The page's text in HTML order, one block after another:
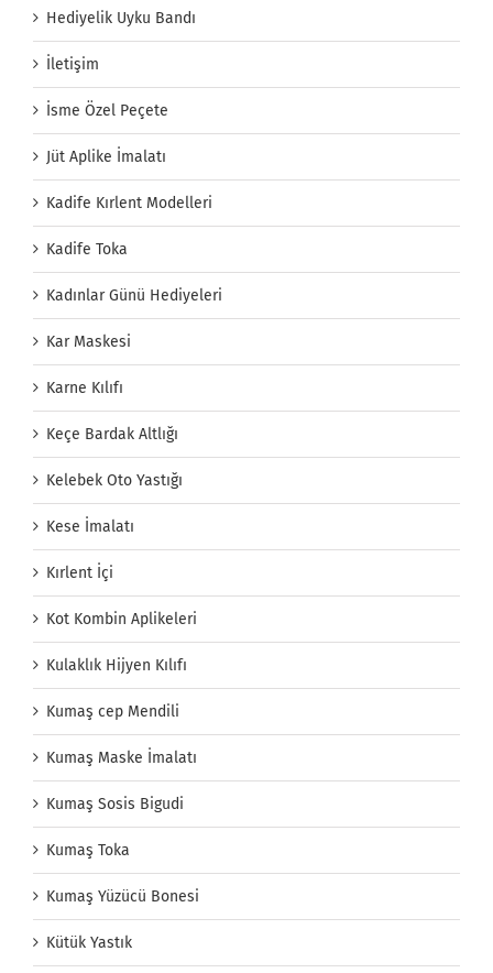
Hediyelik Uyku Bandı
İletişim
İsme Özel Peçete
Jüt Aplike İmalatı
Kadife Kırlent Modelleri
Kadife Toka
Kadınlar Günü Hediyeleri
Kar Maskesi
Karne Kılıfı
Keçe Bardak Altlığı
Kelebek Oto Yastığı
Kese İmalatı
Kırlent İçi
Kot Kombin Aplikeleri
Kulaklık Hijyen Kılıfı
Kumaş cep Mendili
Kumaş Maske İmalatı
Kumaş Sosis Bigudi
Kumaş Toka
Kumaş Yüzücü Bonesi
Kütük Yastık